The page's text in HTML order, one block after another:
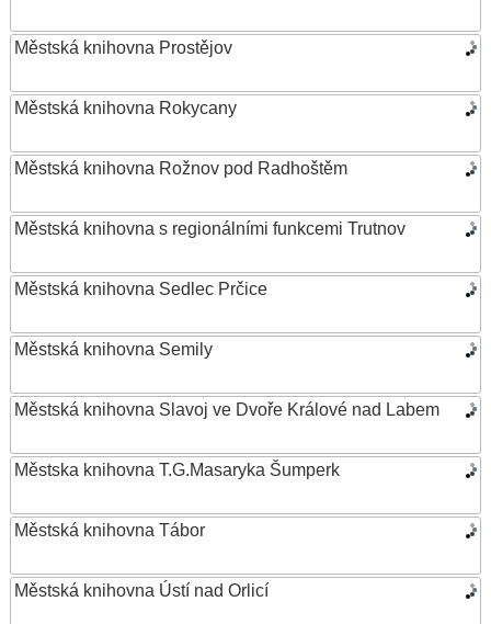
Městská knihovna Prostějov
Městská knihovna Rokycany
Městská knihovna Rožnov pod Radhoštěm
Městská knihovna s regionálními funkcemi Trutnov
Městská knihovna Sedlec Prčice
Městská knihovna Semily
Městská knihovna Slavoj ve Dvoře Králové nad Labem
Městska knihovna T.G.Masaryka Šumperk
Městská knihovna Tábor
Městská knihovna Ústí nad Orlicí